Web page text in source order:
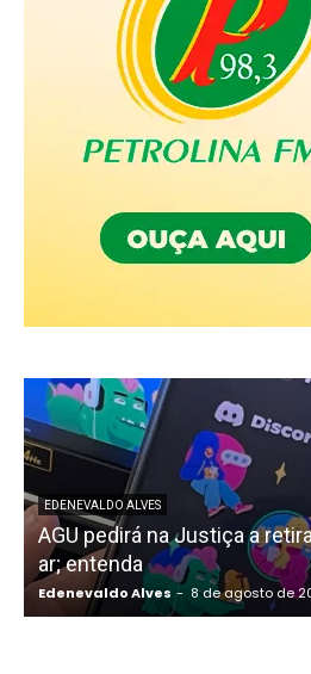
EDENEVALDO ALVES
AGU pedirá na Justiça a
ar; entenda
Edenevaldo Alves - 8 de agosto de